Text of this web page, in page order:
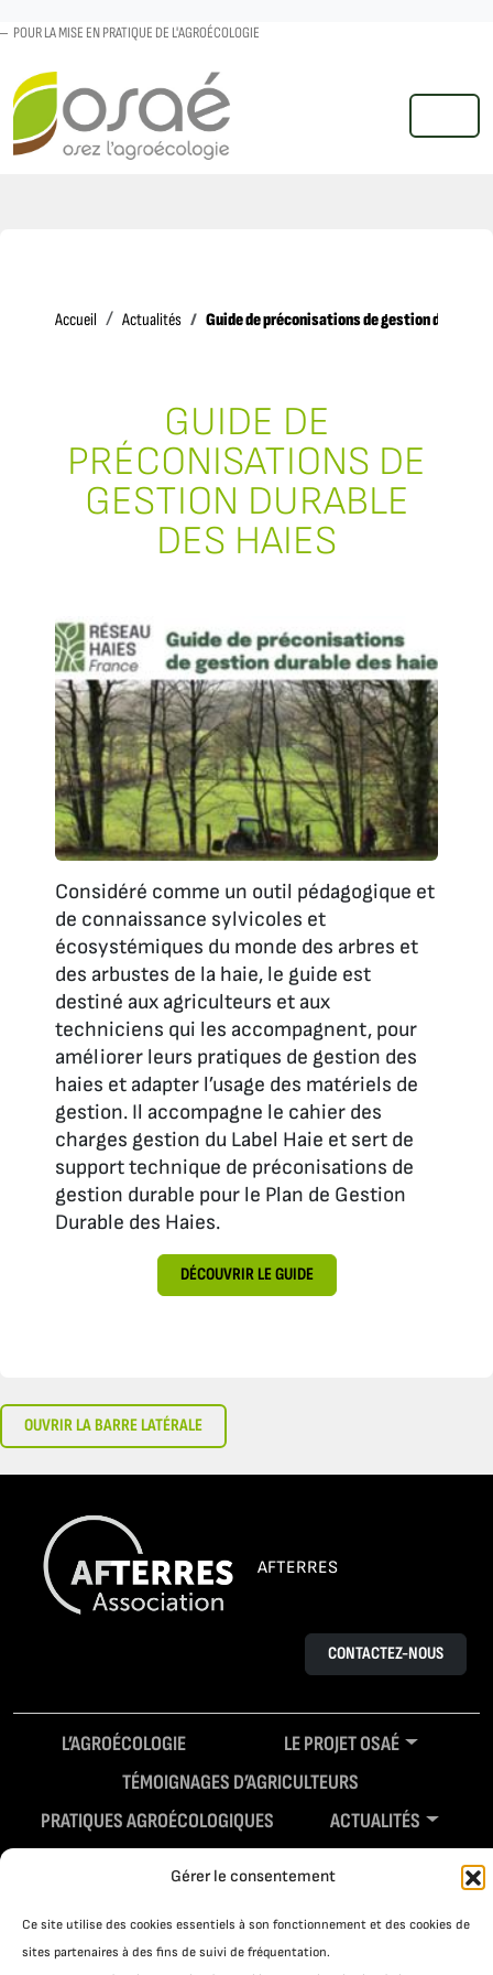
Gérer le consentement
Ce site utilise des cookies essentiels à son fonctionnement et des cookies de
sites partenaires à des fins de suivi de fréquentation.
POUR LA MISE EN PRATIQUE DE L'AGROÉCOLOGIE
MENU
Accueil AccueilActualités Guide de préconisations de gestion durable
GUIDE DE
PRÉCONISATIONS DE
GESTION DURABLE
DES HAIES
Considéré comme un outil pédagogique et
de connaissance sylvicoles et
écosystémiques du monde des arbres et
des arbustes de la haie, le guide est
destiné aux agriculteurs et aux
techniciens qui les accompagnent, pour
améliorer leurs pratiques de gestion des
haies et adapter l’usage des matériels de
gestion. Il accompagne le cahier des
charges gestion du Label Haie et sert de
support technique de préconisations de
gestion durable pour le Plan de Gestion
Durable des Haies.
DÉCOUVRIR LE GUIDE
OUVRIR LA BARRE LATÉRALE
AFTERRES
CONTACTEZ-NOUS
L’AGROÉCOLOGIE
LE PROJET OSAÉ
TÉMOIGNAGES D’AGRICULTEURS
PRATIQUES AGROÉCOLOGIQUES
ACTUALITÉS